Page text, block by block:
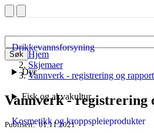
Søk
Drikkevannsforsyning
Dyr
Fisk og akvakultur
Kosmetikk og kroppspleieprodukter
Hjem
Skjemaer
Vannverk - registrering og
Vannverk - registrering
Publisert 01.11.2021